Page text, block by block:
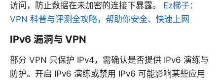
访问，防止数据在未加密的连接下暴露。 Ez梯子：
VPN 科普与评测全攻略，帮助你安全、快速上网
IPv6 漏洞与 VPN
部分 VPN 只保护 IPv4，需确认是否提供 IPv6 演练与
防护。开启 IPv6 演练或禁用 IPv6 可能影响某些应用